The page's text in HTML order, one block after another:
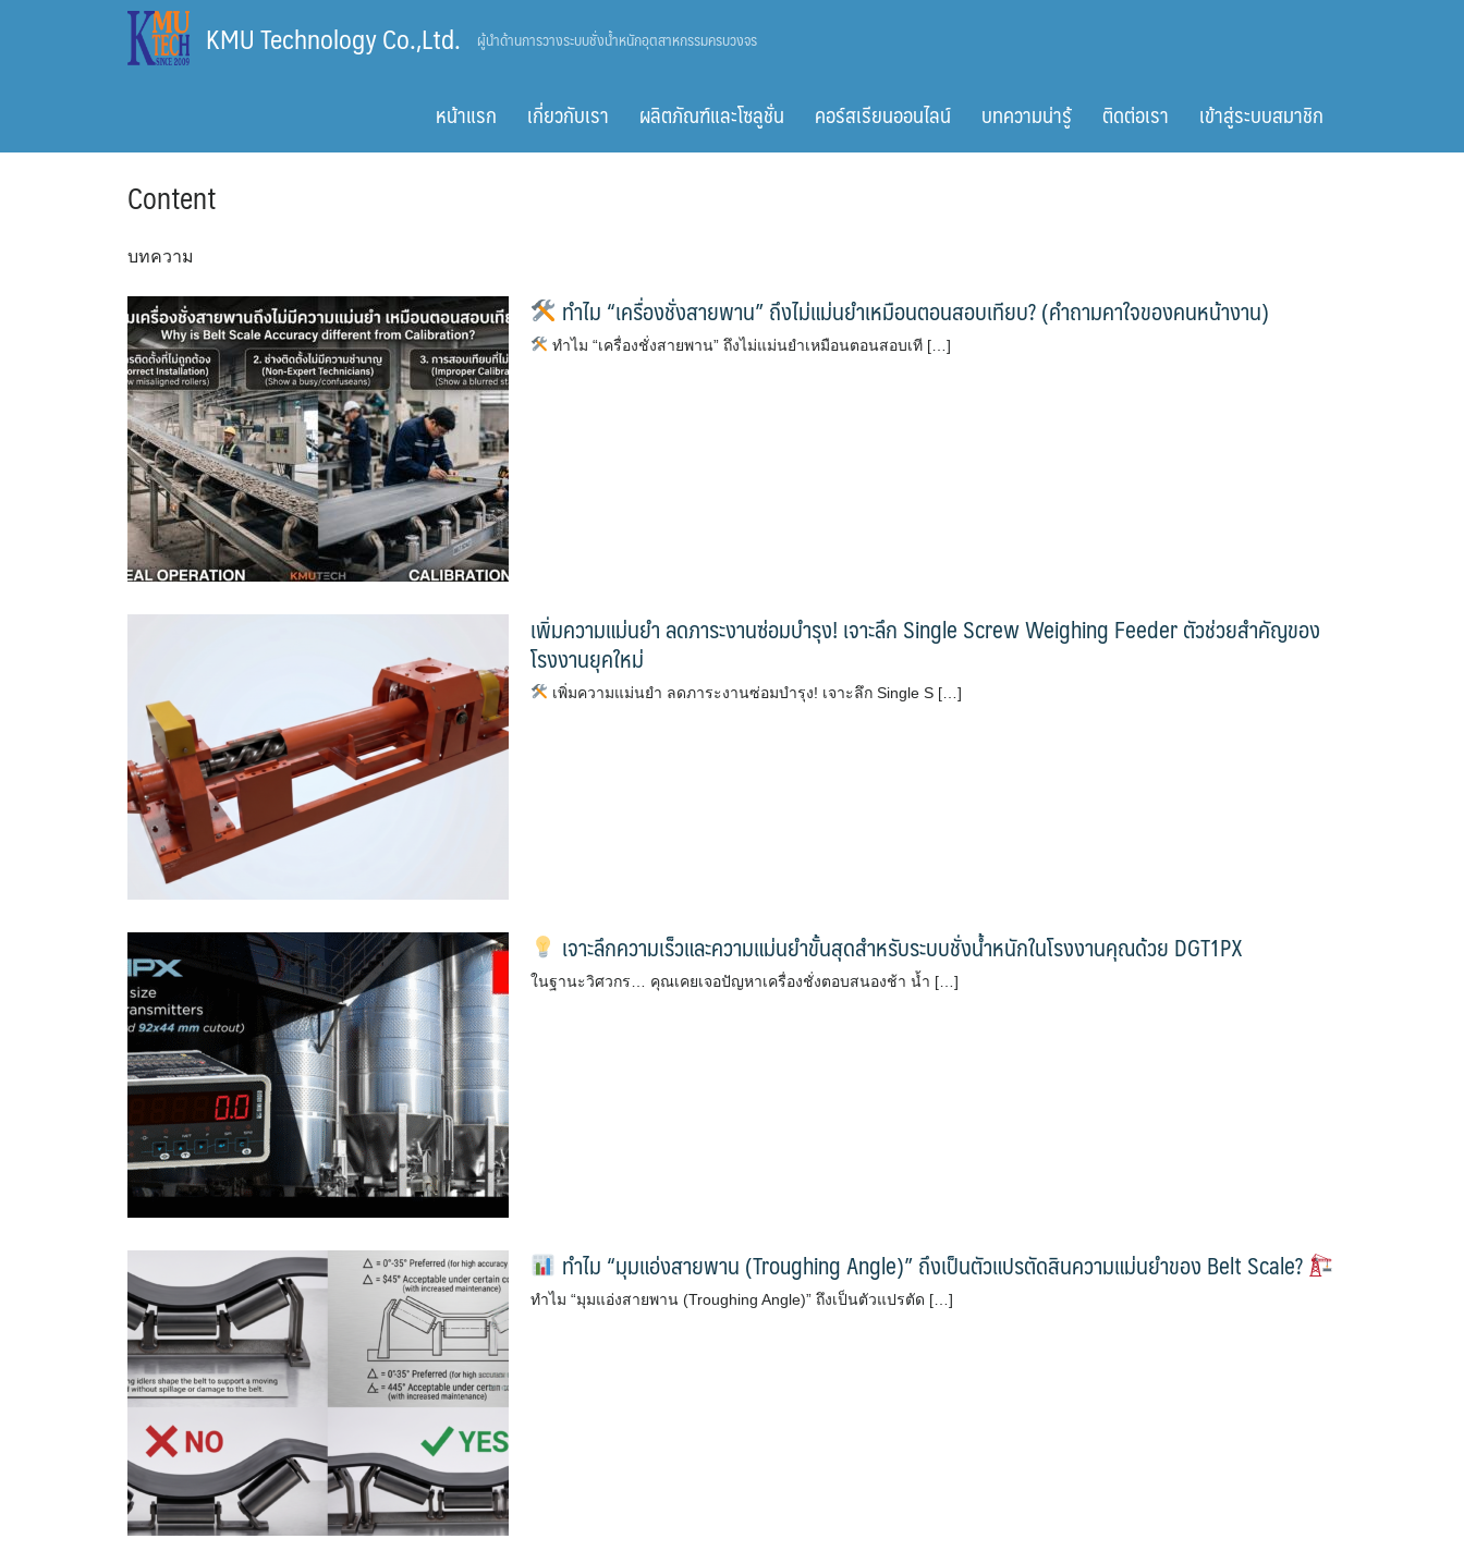
KMU Technology Co.,Ltd. ผู้นำด้านการวางระบบชั่งน้ำหนักอุตสาหกรรมครบวงจร
หน้าแรก เกี่ยวกับเรา ผลิตภัณฑ์และโซลูชั่น คอร์สเรียนออนไลน์ บทความน่ารู้ ติดต่อเรา เข้าสู่ระบบสมาชิก
Content
บทความ
ทำไม “เครื่องชั่งสายพาน” ถึงไม่แม่นยำเหมือนตอนสอบเทียบ? (คำถามคาใจของคนหน้างาน)
ทำไม “เครื่องชั่งสายพาน” ถึงไม่แม่นยำเหมือนตอนสอบเที […]
เพิ่มความแม่นยำ ลดภาระงานซ่อมบำรุง! เจาะลึก Single Screw Weighing Feeder ตัวช่วยสำคัญของ
โรงงานยุคใหม่
เพิ่มความแม่นยำ ลดภาระงานซ่อมบำรุง! เจาะลึก Single S […]
เจาะลึกความเร็วและความแม่นยำขั้นสุดสำหรับระบบชั่งน้ำหนักในโรงงานคุณด้วย DGT1PX
ในฐานะวิศวกร… คุณเคยเจอปัญหาเครื่องชั่งตอบสนองช้า น้ำ […]
ทำไม “มุมแอ่งสายพาน (Troughing Angle)” ถึงเป็นตัวแปรตัดสินความแม่นยำของ Belt Scale?
ทำไม “มุมแอ่งสายพาน (Troughing Angle)” ถึงเป็นตัวแปรตัด […]